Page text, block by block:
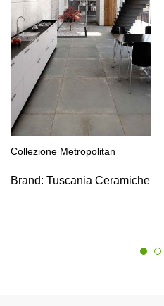
Collezione Metropolitan
Brand: Tuscania Ceramiche